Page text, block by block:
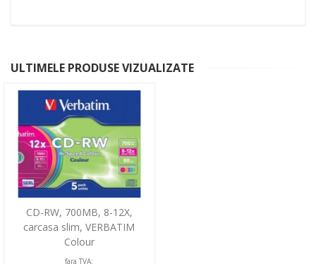
ULTIMELE PRODUSE VIZUALIZATE
CD-RW, 700MB, 8-12X,
carcasa slim, VERBATIM
Colour
fara TVA: